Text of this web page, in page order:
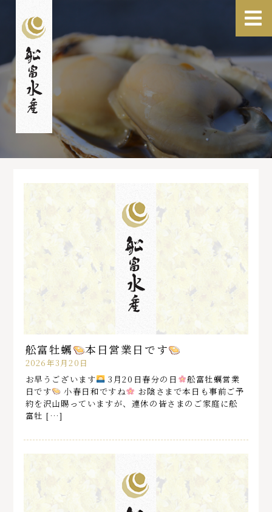
舩富牡蠣 本日営業日です
2026年3月20日
お早うございます
3月20日春分の日
舩富牡蠣営業
日です
小春日和ですね
お陰さまで本日も事前ご予
約を沢山賜っていますが、連休の皆さまのご家庭に舩
富牡 […]